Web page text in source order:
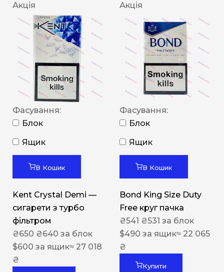
Акція
Фасування:
Блок
Ящик
В Кошик
Kent Crystal Demi —
сигарети з турбо
фільтром
₴650 ₴640 за блок
$600 за ящик≈ 27 018
₴
Акція
Фасування:
Блок
Ящик
В Кошик
Bond King Size Duty
Free круг пачка
₴541 ₴531 за блок
$490 за ящик≈ 22 065
₴
Купити